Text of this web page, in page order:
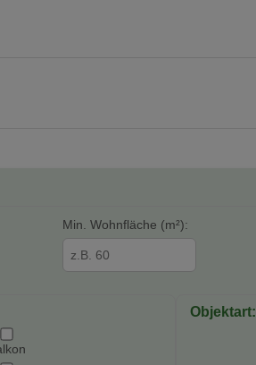
Min. Wohnfläche (m²):
Objektart: